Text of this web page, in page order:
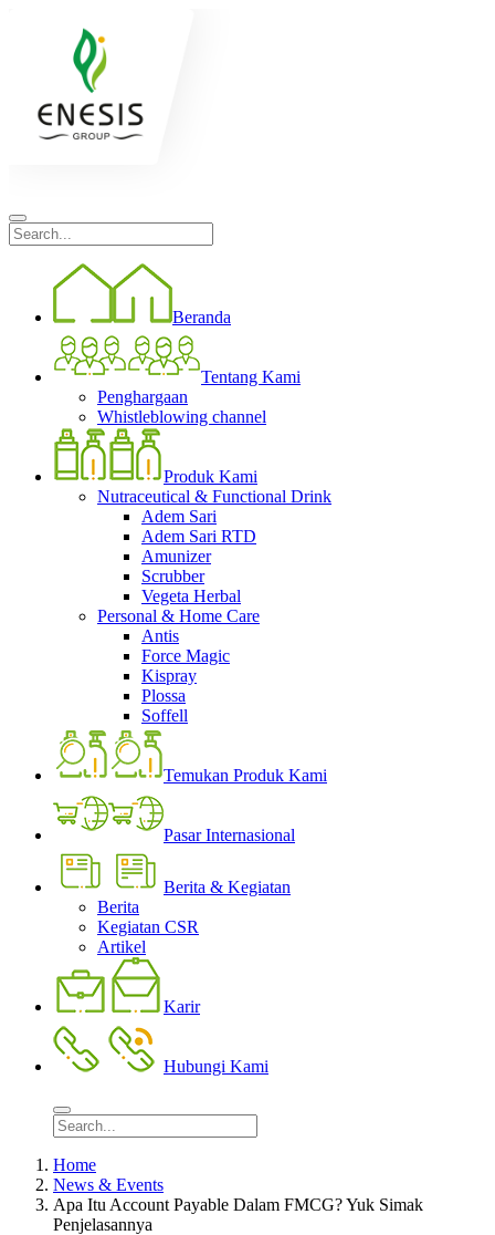
Beranda
Tentang Kami
Penghargaan
Whistleblowing channel
Produk Kami
Nutraceutical & Functional Drink
Adem Sari
Adem Sari RTD
Amunizer
Scrubber
Vegeta Herbal
Personal & Home Care
Antis
Force Magic
Kispray
Plossa
Soffell
Temukan Produk Kami
Pasar Internasional
Berita & Kegiatan
Berita
Kegiatan CSR
Artikel
Karir
Hubungi Kami
Home
News & Events
Apa Itu Account Payable Dalam FMCG? Yuk Simak
Penjelasannya